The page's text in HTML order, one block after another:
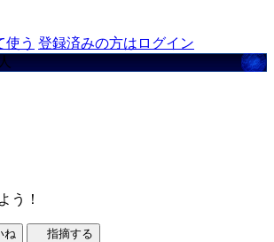
使う 登録済みの方はログイン
う！
ね 指摘する